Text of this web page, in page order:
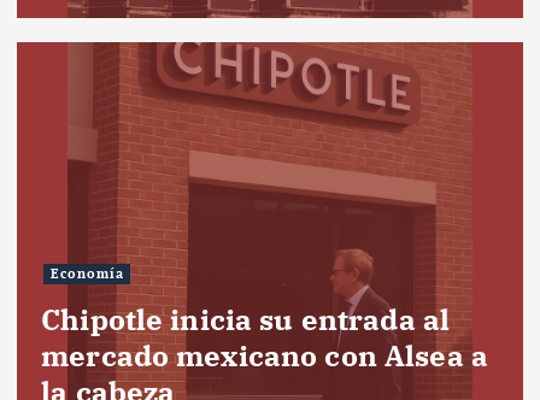
Economía
Chipotle inicia su entrada al
mercado mexicano con Alsea a
la cabeza